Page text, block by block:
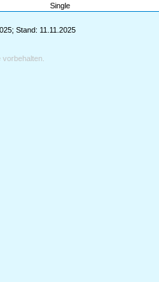
Single
Stand: 11.11.2025
vorbehalten.